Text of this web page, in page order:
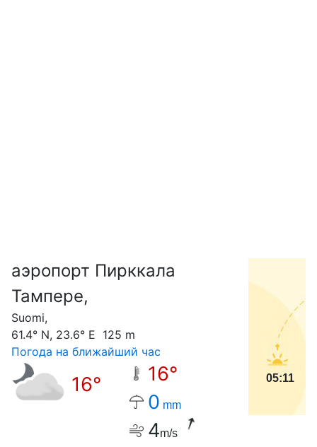
аэропорт Пирккала
Тампере,
Suomi,
61.4° N, 23.6° E 125 m
Погода на ближайший час
16°
16°
0 mm
4m/s
05:11